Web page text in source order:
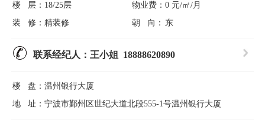
楼 层： 18/25层 物业费： 0 元/㎡/月
装 修： 精装修 朝 向： 东
联系经纪人：王小姐 18888620890
楼 盘： 温州银行大厦
地 址： 宁波市鄞州区世纪大道北段555-1号温州银行大厦